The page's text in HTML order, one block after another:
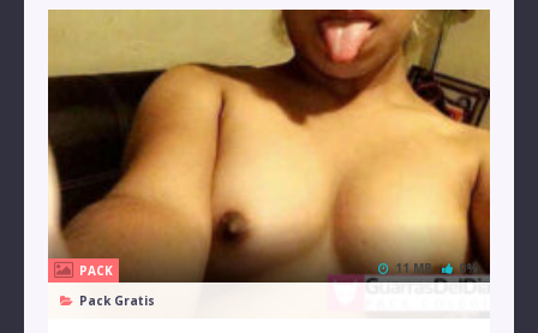
PACK
Pack Gratis
11 MB 0%